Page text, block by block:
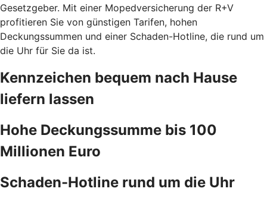
Gesetzgeber. Mit einer Mopedversicherung der R+V
profitieren Sie von günstigen Tarifen, hohen
Deckungssummen und einer Schaden-Hotline, die rund um
die Uhr für Sie da ist.
Kennzeichen bequem nach Hause
liefern lassen
Hohe Deckungssumme bis 100
Millionen Euro
Schaden-Hotline rund um die Uhr